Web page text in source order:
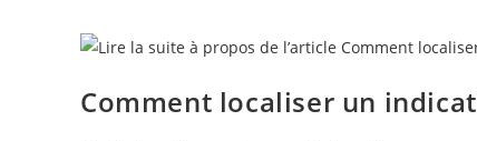
Comment localiser un